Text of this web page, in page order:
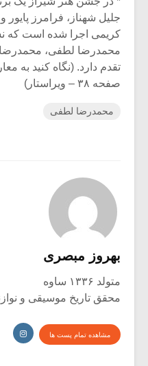
جلیل شهناز، فرامرز
کریمی اجرا شده است که
محمدرضا لطفی،
تقدم دارد. (نگاه کنید به
صفحه ۳۸ – ویراستار)
محمدرضا لطفی
بهروز مبصری
متولد ۱۳۳۶ ساوه
محقق تاریخ موسیقی و
مشاهده تمام پست ها